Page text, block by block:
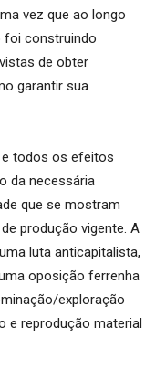
vez que ao longo
foi construindo
de obter
garantir sua
e todos os efeitos
da necessária
que se mostram
produção vigente. A
luta anticapitalista,
oposição ferrenha
exploração
e reprodução material